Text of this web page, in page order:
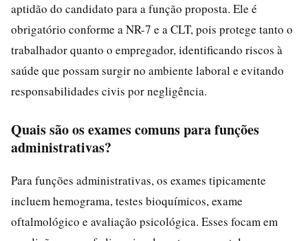
aptidão do candidato para a função proposta. Ele é
obrigatório conforme a NR-7 e a CLT, pois protege tanto o
trabalhador quanto o empregador, identificando riscos à
saúde que possam surgir no ambiente laboral e evitando
responsabilidades civis por negligência.
Quais são os exames comuns para funções
administrativas?
Para funções administrativas, os exames tipicamente
incluem hemograma, testes bioquímicos, exame
oftalmológico e avaliação psicológica. Esses focam em